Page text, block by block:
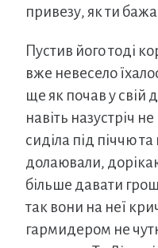
привезу, як ти
Пустив його тоді
вже невесело
ще як почав у свій
навіть назустріч
сиділа під піччю та
долаювали,
більше давати
так вони на неї
гармидером не